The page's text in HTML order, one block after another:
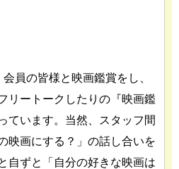
員の皆様と映画鑑賞をし、
リートークしたりの『映画鑑
ています。当然、スタッフ間
映画にする？」の話し合いを
自ずと「自分の好きな映画は